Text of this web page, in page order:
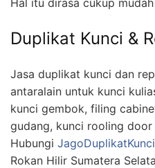
Duplikat Kunci &
Jasa duplikat kunci dan
antaralain untuk kunci
kunci gembok, filing
gudang, kunci rooling door
Hubungi
Rokan Hilir Sumatera